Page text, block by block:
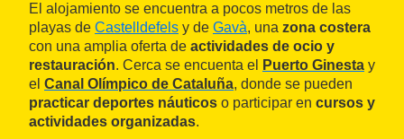
El alojamiento se encuentra a pocos metros de las
playas de Castelldefels y de Gavà, una zona costera
con una amplia oferta de actividades de ocio y
restauración. Cerca se encuenta el Puerto Ginesta y
el Canal Olímpico de Cataluña, donde se pueden
practicar deportes náuticos o participar en cursos y
actividades organizadas.